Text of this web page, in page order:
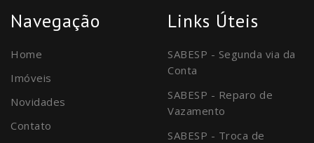
Navegação
Home
Imóveis
Novidades
Contato
Links Úteis
SABESP - Segunda via da
Conta
SABESP - Reparo de
Vazamento
SABESP - Troca de